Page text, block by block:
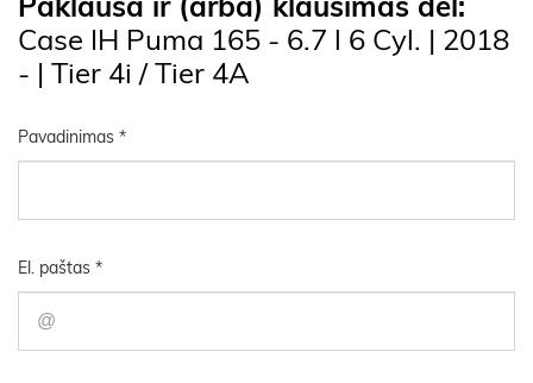
Case IH Puma 165 - 6.7 l 6 Cyl. | 2018
- | Tier 4i / Tier 4A
Pavadinimas *
El. paštas *